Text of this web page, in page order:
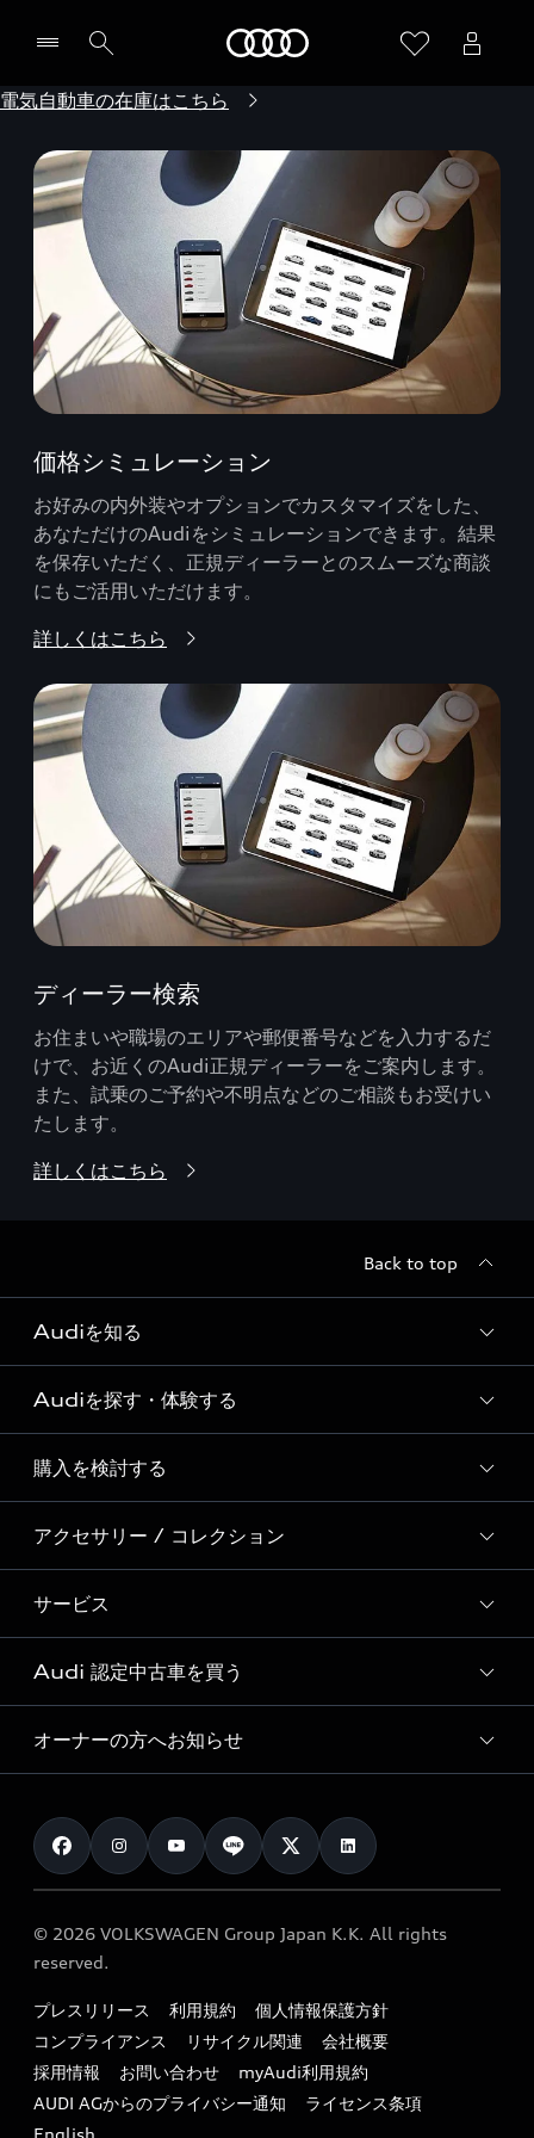
電気自動車の在庫はこちら
価格シミュレーション
お好みの内外装やオプションでカスタマイズをした、
あなただけのAudiをシミュレーションできます。結果
を保存いただく、正規ディーラーとのスムーズな商談
にもご活用いただけます。
詳しくはこちら
ディーラー検索
お住まいや職場のエリアや郵便番号などを入力するだ
けで、お近くのAudi正規ディーラーをご案内します。
また、試乗のご予約や不明点などのご相談もお受けい
たします。
詳しくはこちら
Back to top
Audiを知る
Audi ブランド
Story of Progress
Audi Sport
Formula 1®
デジタルサービス
Audiを探す・体験する
ディーラー検索
新車在庫検索
試乗車・展示車検索
見積り依頼
試乗予約
購入を検討する
モデル一覧
特別仕様モデル / 限定モデル
e-tronラインアップ
価格シミュレーション
車両比較
カタログ一覧
アクセサリー / コレクション
純正アクセサリー
オンラインショップ
Audi collection
アウディナビアプリ
サービス
サービス入庫予約
サービスプログラム
メンテナンス
車検 / 定期点検
e-tronアフターサポート
myAudi
Audi 認定中古車を買う
Audi認定中古車
クオリティ
保証
メンテナンス
ファイナンス
キャンペーン / イベント
買取査定
オーナーの方へお知らせ
お知らせ
オーナー様向けキャンペーン
特定整備適用車一覧
リサイクル法
よくある質問（FAQ）
© 2026 VOLKSWAGEN Group Japan K.K. All rights
reserved.
プレスリリース 利用規約
個人情報保護方針
コンプライアンス
リサイクル関連
会社概要
採用情報
お問い合わせ
myAudi利用規約
AUDI AGからのプライバシー通知
ライセンス条項
English